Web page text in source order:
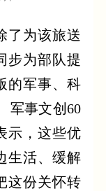
了为该旅送
步为部队提
的军事、科
军事文创60
示，这些优
生活、缓解
这份关怀转